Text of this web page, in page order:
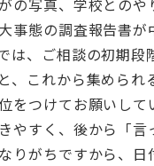
事態の調査報告書が
は、ご相談の初期段
、これから集められ
をつけてお願いして
やすく、後から「言
りがちですから、日